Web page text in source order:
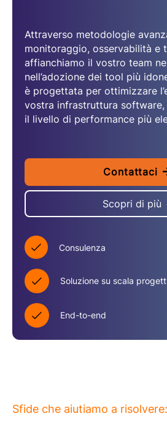
Attraverso metodologie
monitoraggio, osservabilità e
affianchiamo il vostro team
nell’adozione dei tool più
è progettata per ottimizzare
vostra infrastruttura software,
il livello di performance più
Contattaci
Scopri di più
Consulenza
Soluzione su scala
End-to-end
Sfide che aiutiamo a risolvere: